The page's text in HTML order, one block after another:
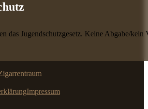
das Jugendschutzgesetz. Keine Abgabe/
Impressum